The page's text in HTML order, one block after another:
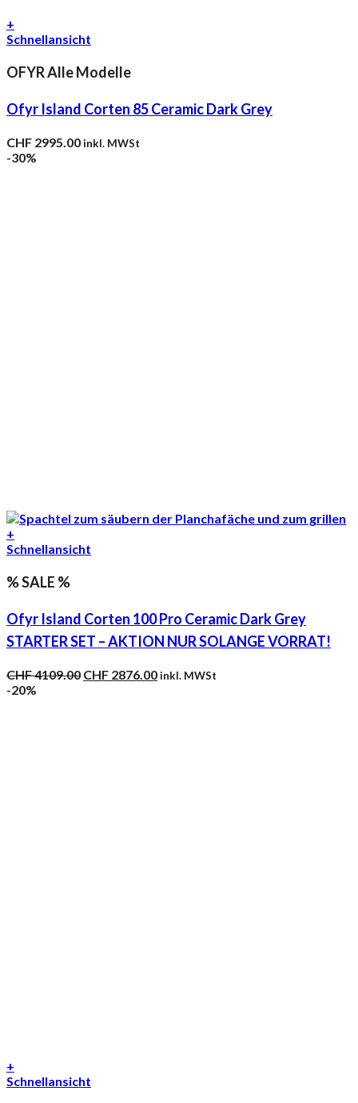
+
Schnellansicht
OFYR Alle Modelle
Ofyr Island Corten 85 Ceramic Dark Grey
CHF 2995.00inkl. MWSt
-30%
+
Schnellansicht
% SALE %
Ofyr Island Corten 100 Pro Ceramic Dark Grey
STARTER SET – AKTION NUR SOLANGE VORRAT!
CHF4109.00 Ursprünglicher
CHF 2876.00Aktueller
inkl. MWSt
-20%
+
Schnellansicht